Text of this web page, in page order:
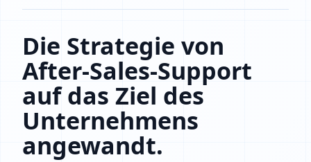
Die Strategie von
After-Sales-Support
auf das Ziel des
Unternehmens
angewandt.